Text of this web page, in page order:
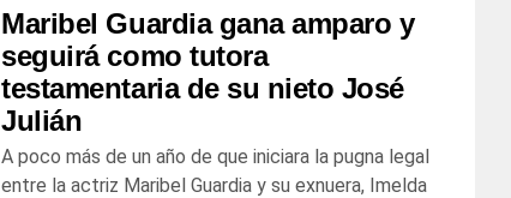
Maribel Guardia gana amparo y
seguirá como tutora
testamentaria de su nieto José
Julián
A poco más de un año de que iniciara la pugna legal
entre la actriz Maribel Guardia y su exnuera, Imelda